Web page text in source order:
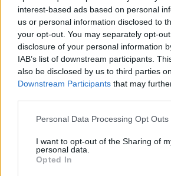
interest-based ads based on personal
us or personal information disclosed to
your opt-out. You may separately opt-
disclosure of your personal information
IAB’s list of downstream participants.
also be disclosed by us to third parties
Downstream Participants that may
Personal Data Processing Opt Outs
I want to opt-out of the Sharing of
personal data.
Opted In
— Sporttiklipit (@Sporttiklipit)
Edellinen artikkeli